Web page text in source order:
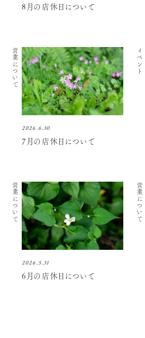
8月の店休日について
2026.6.30
営業について
7月の店休日について
イベント
2026.5.31
営業について
6月の店休日について
営業について